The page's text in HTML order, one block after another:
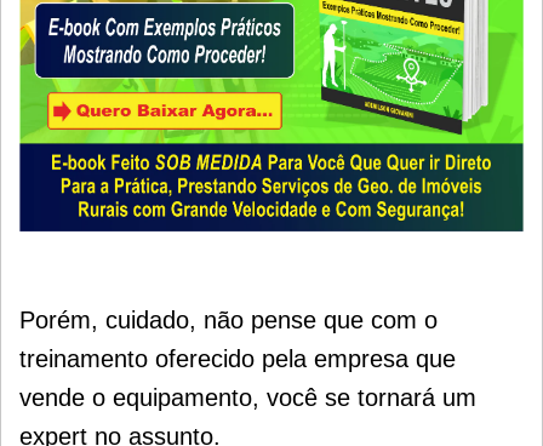
Porém, cuidado, não pense que com o
treinamento oferecido pela empresa que
vende o equipamento, você se tornará um
expert no assunto.